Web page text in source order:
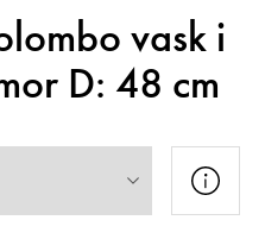
vask i
D: 48 cm